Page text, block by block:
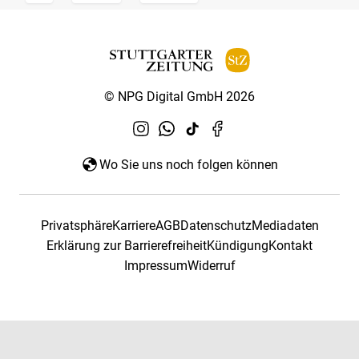
© NPG Digital GmbH 2026
Wo Sie uns noch folgen können
PrivatsphäreKarriereAGBDatenschutzMediadaten
Erklärung zur BarrierefreiheitKündigungKontakt
ImpressumWiderruf